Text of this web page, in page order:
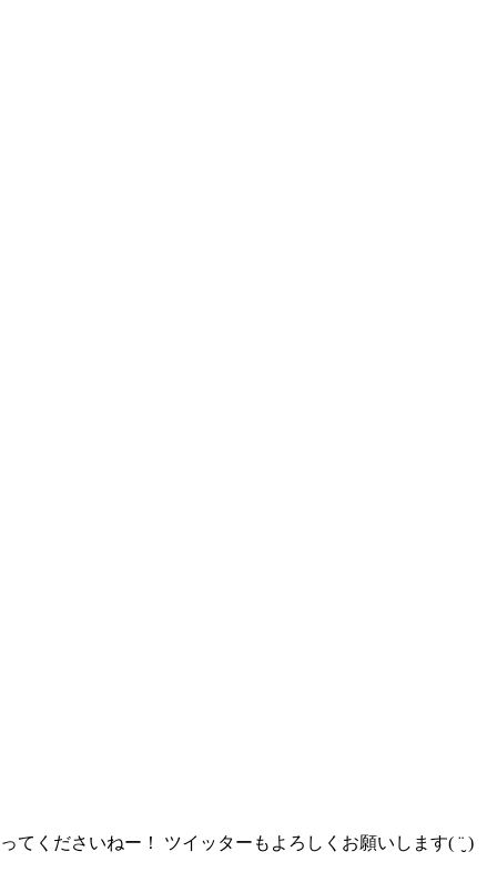
くださいねー！ ツイッターもよろしくお願いします( ¨̮ )